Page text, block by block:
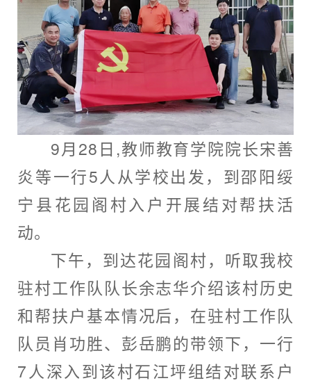
9月 28 日 ,教师教育学院院长宋善
炎等一行5人从学校出发，到邵阳绥
宁县花园阁村入户开展结对帮扶活
动。
下午，到达花园阁村，听取我校
驻村工作队队长余志华介绍该村历史
和帮扶户基本情况后，在驻村工作队
队员肖功胜、彭岳鹏的带领下，一行
7人深入到该村石江坪组结对联系户